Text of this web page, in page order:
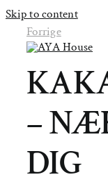
Skip to content
Yoga &
Behandling
Forrige
–
DIG